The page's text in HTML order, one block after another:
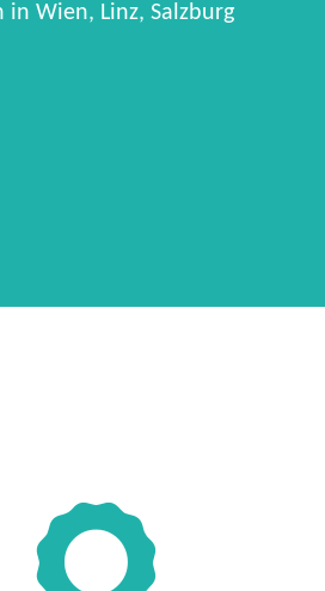
Wien, Linz, Salzburg